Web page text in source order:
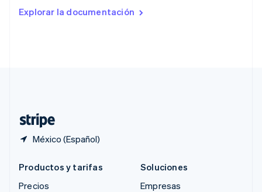
Explorar la documentación
México (Español)
English
Productos y tarifas
Precios
Soluciones
Empresas